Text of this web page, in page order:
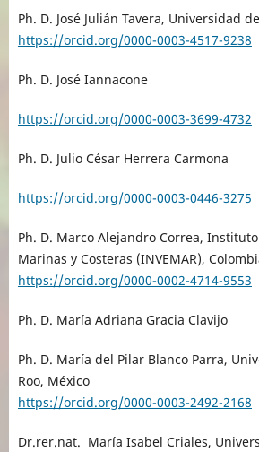
Ph. D. José Julián Tavera, Universidad
https://orcid.org/0000-0003-4517-9238
Ph. D. José Iannacone
https://orcid.org/0000-0003-3699-4732
Ph. D. Julio César Herrera Carmona
https://orcid.org/0000-0003-0446-3275
Ph. D. Marco Alejandro Correa,
Marinas y Costeras (INVEMAR),
https://orcid.org/0000-0002-4714-9553
Ph. D. María Adriana Gracia Clavijo
Ph. D. María del Pilar Blanco Parra,
Roo, México
https://orcid.org/0000-0003-2492-2168
Dr.rer.nat. María Isabel Criales,